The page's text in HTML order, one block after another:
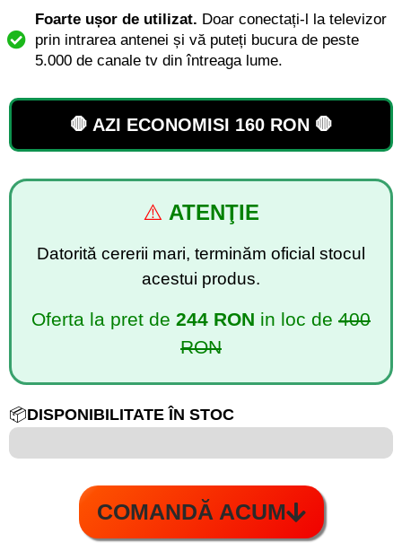
Foarte ușor de utilizat. Doar conectați-l la televizor
prin intrarea antenei și vă puteți bucura de peste
5.000 de canale tv din întreaga lume.
🛑 AZI ECONOMISI 160 RON 🛑
⚠️ ATENŢIE
Datorită cererii mari, terminăm oficial stocul
acestui produs.
Oferta la pret de 244 RON in loc de 400
RON
📦DISPONIBILITATE ÎN STOC
COMANDĂ ACUM